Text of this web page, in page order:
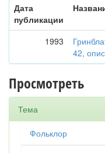
Дата
публикации
1993
42,
Просмотреть
Тема
Фольклор